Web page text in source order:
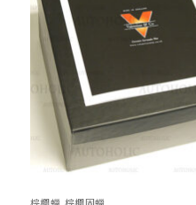
棕櫚蠟,棕櫚固蠟